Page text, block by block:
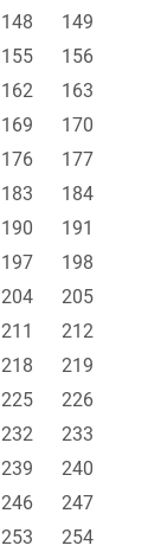
148
149
155
156
162
163
169
170
176
177
183
184
190
191
197
198
204
205
211
212
218
219
225
226
232
233
239
240
246
247
253
254